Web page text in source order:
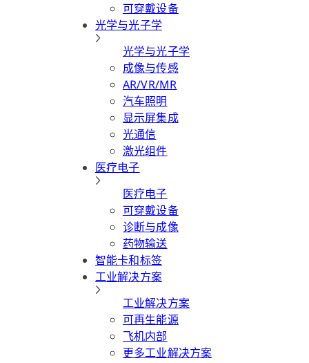
可穿戴设备
光学与光子学
光学与光子学
成像与传感
AR/VR/MR
汽车照明
显示屏集成
光通信
激光组件
医疗电子
医疗电子
可穿戴设备
诊断与成像
药物输送
智能卡和标签
工业解决方案
工业解决方案
可再生能源
飞机内部
更多工业解决方案